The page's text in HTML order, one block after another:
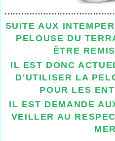
SUITE AUX
PELOUSE DU
ÊTRE
IL EST DONC
D'UTILISER LA
POUR LES
IL EST DEMANDE
VEILLER AU